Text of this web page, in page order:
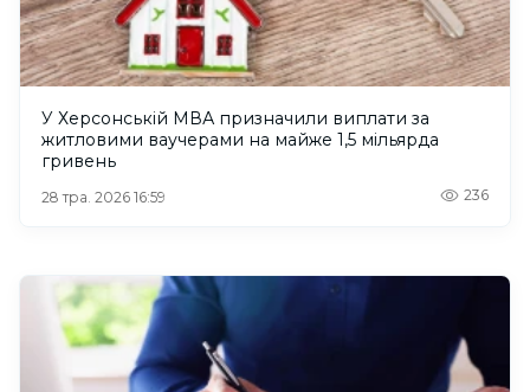
У Херсонській МВА призначили виплати за
житловими ваучерами на майже 1,5 мільярда
гривень
28 тра. 2026 16:59 236